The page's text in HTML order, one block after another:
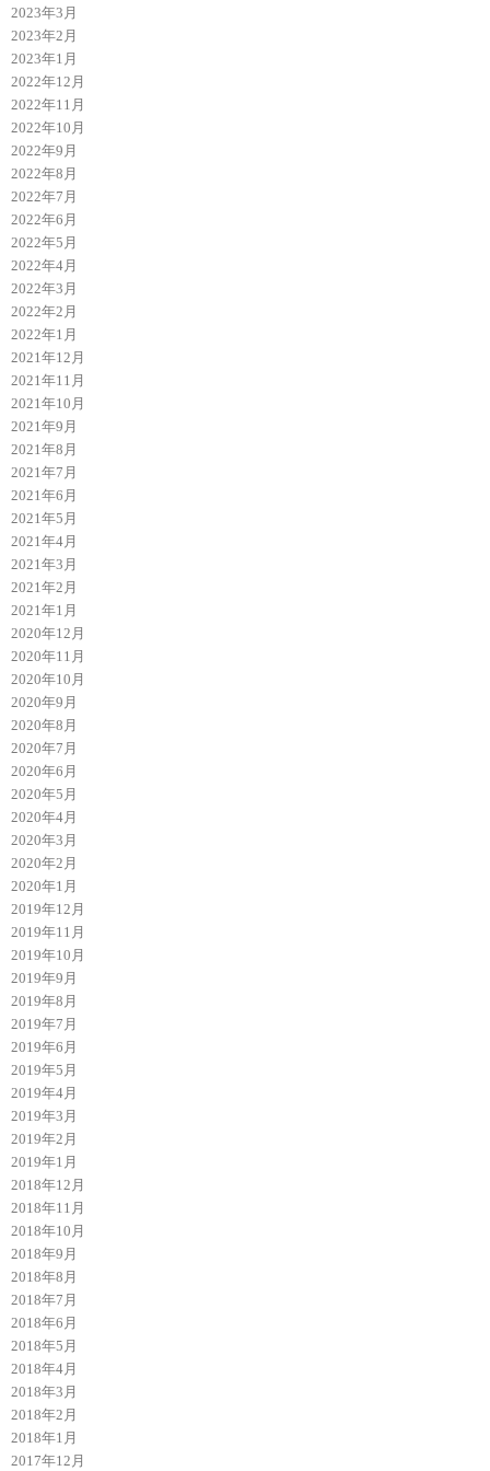
2023年3月
2023年2月
2023年1月
2022年12月
2022年11月
2022年10月
2022年9月
2022年8月
2022年7月
2022年6月
2022年5月
2022年4月
2022年3月
2022年2月
2022年1月
2021年12月
2021年11月
2021年10月
2021年9月
2021年8月
2021年7月
2021年6月
2021年5月
2021年4月
2021年3月
2021年2月
2021年1月
2020年12月
2020年11月
2020年10月
2020年9月
2020年8月
2020年7月
2020年6月
2020年5月
2020年4月
2020年3月
2020年2月
2020年1月
2019年12月
2019年11月
2019年10月
2019年9月
2019年8月
2019年7月
2019年6月
2019年5月
2019年4月
2019年3月
2019年2月
2019年1月
2018年12月
2018年11月
2018年10月
2018年9月
2018年8月
2018年7月
2018年6月
2018年5月
2018年4月
2018年3月
2018年2月
2018年1月
2017年12月